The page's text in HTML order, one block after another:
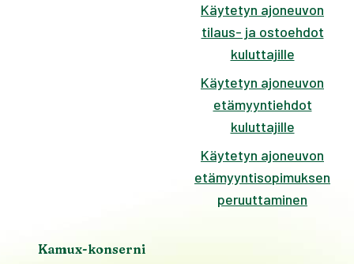
Käytetyn ajoneuvon
tilaus- ja ostoehdot
kuluttajille
Käytetyn ajoneuvon
etämyyntiehdot
kuluttajille
Käytetyn ajoneuvon
etämyyntisopimuksen
peruuttaminen
Kamux-konserni